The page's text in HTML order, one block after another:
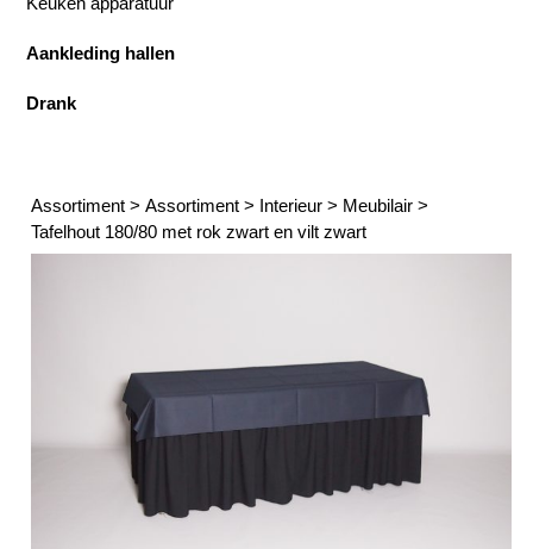
Aankleding hallen
Drank
Assortiment >Assortiment > Interieur > Meubilair >
Tafelhout 180/80 met rok zwart en vilt zwart